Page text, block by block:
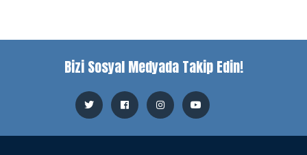
Bizi Sosyal Medyada Takip Edin!